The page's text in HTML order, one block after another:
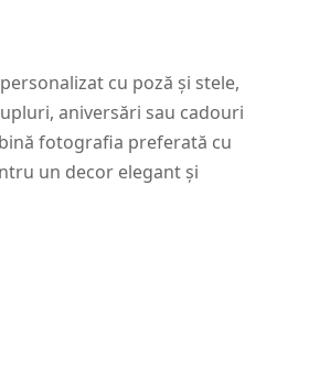
cu poză și stele,
aniversări sau cadouri
fotografia preferată cu
un decor elegant și